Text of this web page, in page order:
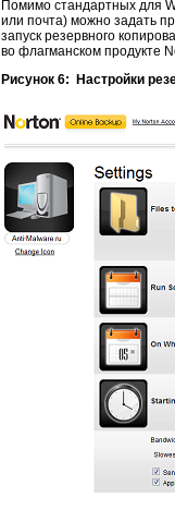
Помимо стандартных для
или почта) можно задать
запуск резервного
во флагманском продукте
Рисунок 6: Настройки